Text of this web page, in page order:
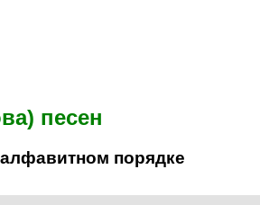
песен
порядке